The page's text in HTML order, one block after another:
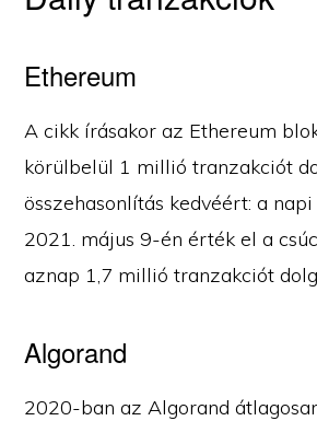
Ethereum
A cikk írásakor az Ethereum
körülbelül 1 millió tranzakciót
összehasonlítás kedvéért: a
2021. május 9-én érték el a
aznap 1,7 millió tranzakciót
Algorand
2020-ban az Algorand